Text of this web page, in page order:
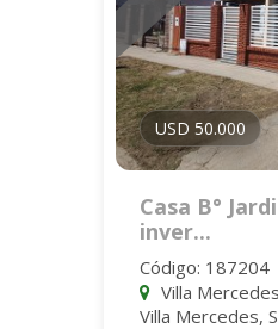
USD 50.000
Casa B°
inver...
Código: 187204
Villa
Villa Mercedes,